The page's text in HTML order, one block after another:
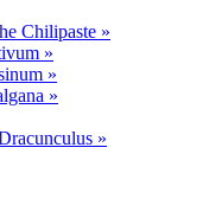
Chilipaste »
»
»
»
»